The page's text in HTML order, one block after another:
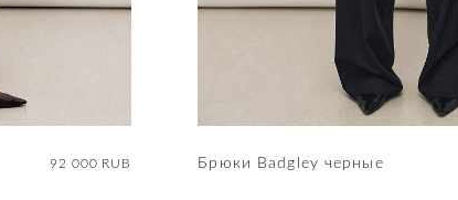
92 000 RUB Брюки Badgley черные